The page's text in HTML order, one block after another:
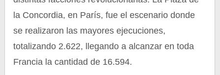
la Concordia, en París, fue el escenario donde
se realizaron las mayores ejecuciones,
totalizando 2.622, llegando a alcanzar en toda
Francia la cantidad de 16.594.